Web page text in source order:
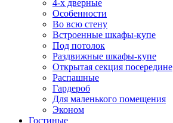
4-х дверные
Особенности
Во всю стену
Встроенные шкафы-купе
Под потолок
Раздвижные шкафы-купе
Открытая секция посередине
Распашные
Гардероб
Для маленького помещения
Эконом
Гостиные